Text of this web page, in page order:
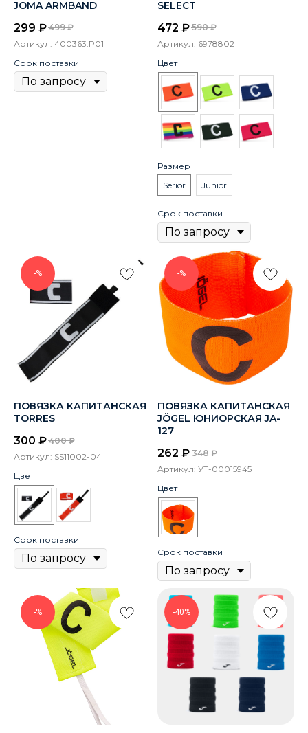
JOMA ARMBAND
299 ₽ 499 ₽
Артикул: 400363.P01
Срок поставки
SELECT
472 ₽ 590 ₽
Артикул: 6978802
Цвет
Размер
Serior
Junior
Срок поставки
-%
ПОВЯЗКА КАПИТАНСКАЯ
TORRES
300 ₽ 400 ₽
Артикул: SS11002-04
Цвет
Срок поставки
-%
ПОВЯЗКА КАПИТАНСКАЯ
JÖGEL ЮНИОРСКАЯ JA-
127
262 ₽ 348 ₽
Артикул: УТ-00015945
Цвет
Срок поставки
-% -40%